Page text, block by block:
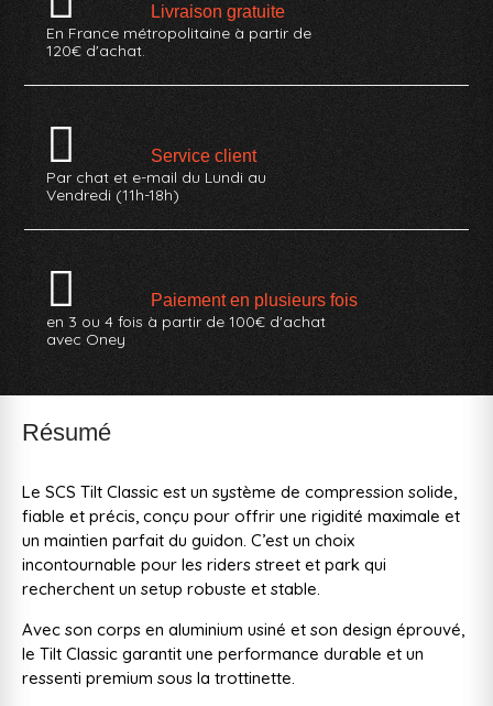
Livraison gratuite
En France métropolitaine à partir de
120€ d'achat.
Service client
Par chat et e-mail du Lundi au
Vendredi (11h-18h)
Paiement en plusieurs fois
en 3 ou 4 fois à partir de 100€ d'achat
avec Oney
Résumé
Le SCS Tilt Classic est un système de compression solide,
fiable et précis, conçu pour offrir une rigidité maximale et
un maintien parfait du guidon. C’est un choix
incontournable pour les riders street et park qui
recherchent un setup robuste et stable.
Avec son corps en aluminium usiné et son design éprouvé,
le Tilt Classic garantit une performance durable et un
ressenti premium sous la trottinette.